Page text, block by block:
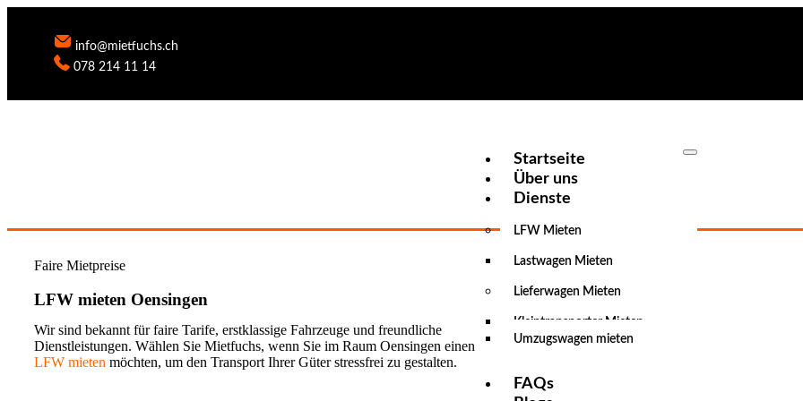
info@mietfuchs.ch
078 214 11 14
Startseite
Über uns
Dienste
LFW Mieten
Lastwagen Mieten
Lieferwagen Mieten
Kleintransporter Mieten
Umzugswagen mieten
FAQs
Faire Mietpreise
LFW mieten Oensingen
Wir sind bekannt für faire Tarife, erstklassige Fahrzeuge und freundliche
Dienstleistungen. Wählen Sie Mietfuchs, wenn Sie im Raum Oensingen einen
LFW mieten möchten, um den Transport Ihrer Güter stressfrei zu gestalten.